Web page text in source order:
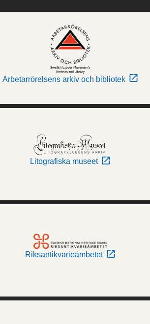
Arbetarrörelsens arkiv och bibliotek
Litografiska museet
Riksantikvarieämbetet